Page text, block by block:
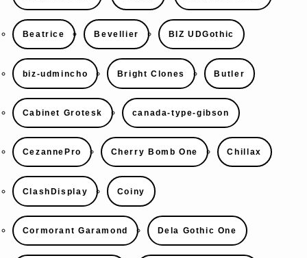
Beatrice Bevellier BIZ UDGothic
biz-udmincho Bright Clones Butler
Cabinet Grotesk canada-type-gibson
CezannePro Cherry Bomb One Chillax
ClashDisplay Coiny
Cormorant Garamond Dela Gothic One